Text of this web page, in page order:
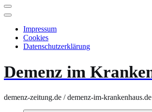
Impressum
Cookies
Datenschutzerklärung
Demenz im
demenz-zeitung.de / demenz-im-